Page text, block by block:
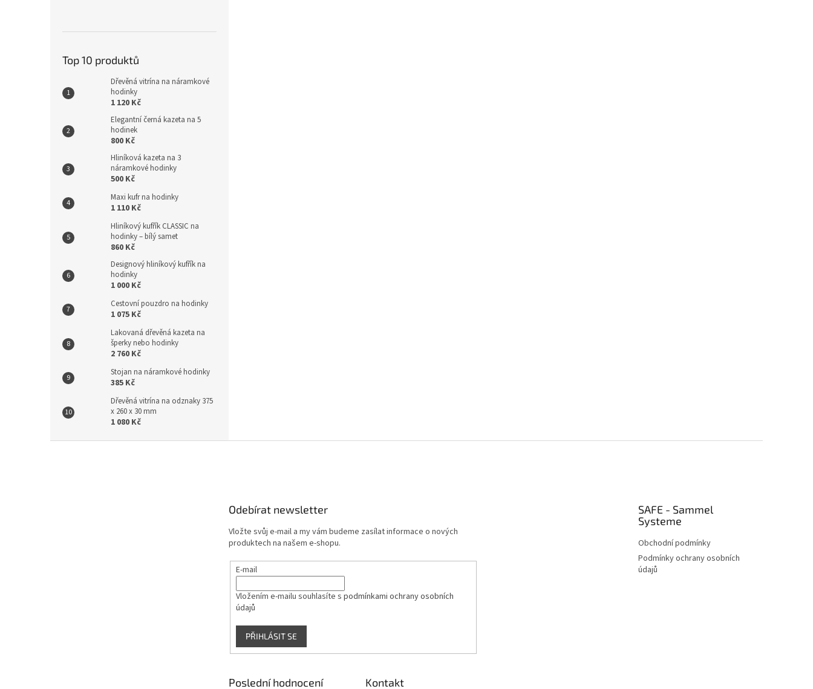
Top 10 produktů
Dřevěná vitrína na náramkové
hodinky
1 120 Kč
Elegantní černá kazeta na 5
hodinek
800 Kč
Hliníková kazeta na 3
náramkové hodinky
500 Kč
Maxi kufr na hodinky
1 110 Kč
Hliníkový kufřík CLASSIC na
hodinky – bílý samet
860 Kč
Designový hliníkový kufřík na
hodinky
1 000 Kč
Cestovní pouzdro na hodinky
1 075 Kč
Lakovaná dřevěná kazeta na
šperky nebo hodinky
2 760 Kč
Stojan na náramkové hodinky
385 Kč
Dřevěná vitrína na odznaky 375
x 260 x 30 mm
1 080 Kč
Odebírat newsletter
Vložte svůj e-mail a my vám budeme zasílat informace o nových
produktech na našem e-shopu.
E-mail
Vložením e-mailu souhlasíte s podmínkami ochrany osobních
údajů
PŘIHLÁSIT SE
SAFE - Sammel
Systeme
Obchodní podmínky
Podmínky ochrany osobních
údajů
Poslední hodnocení
Kontakt